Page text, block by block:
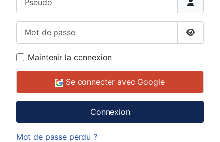
Maintenir la connexion
Se connecter avec Google
Connexion
Mot de passe perdu ?